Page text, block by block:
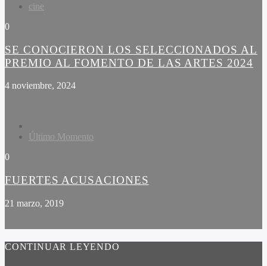
cine
0
SE CONOCIERON LOS SELECCIONADOS AL
PREMIO AL FOMENTO DE LAS ARTES 2024
4 noviembre, 2024
Último Momento
0
FUERTES ACUSACIONES
21 marzo, 2019
CONTINUAR LEYENDO